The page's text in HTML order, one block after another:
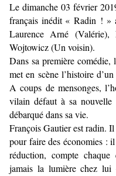
Le dimanche 03 février
français inédit « Radin ! »
Laurence Arné (Valérie),
Wojtowicz (Un voisin).
Dans sa première
met en scène l’histoire
A coups de mensonges,
vilain défaut à sa
débarqué dans sa vie.
François Gautier est radin.
pour faire des économies :
réduction, compte chaque
jamais la lumière chez lui